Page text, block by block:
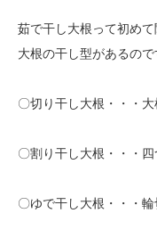
茹で干し大根って初め
大根の干し型があるので
〇切り干し大根・・・
〇割り干し大根・・・
〇ゆで干し大根・・・